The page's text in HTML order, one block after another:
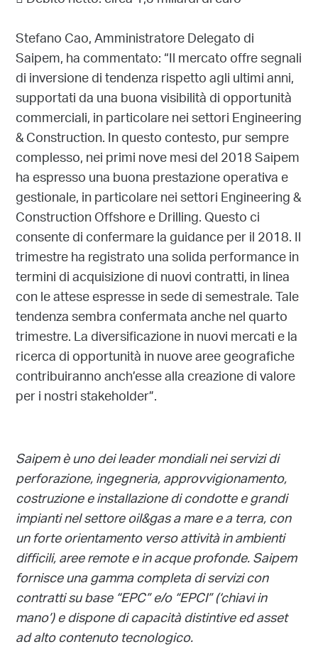
Stefano Cao, Amministratore Delegato di
Saipem, ha commentato: “Il mercato offre segnali
di inversione di tendenza rispetto agli ultimi anni,
supportati da una buona visibilità di opportunità
commerciali, in particolare nei settori Engineering
& Construction. In questo contesto, pur sempre
complesso, nei primi nove mesi del 2018 Saipem
ha espresso una buona prestazione operativa e
gestionale, in particolare nei settori Engineering &
Construction Offshore e Drilling. Questo ci
consente di confermare la guidance per il 2018. Il
trimestre ha registrato una solida performance in
termini di acquisizione di nuovi contratti, in linea
con le attese espresse in sede di semestrale. Tale
tendenza sembra confermata anche nel quarto
trimestre. La diversificazione in nuovi mercati e la
ricerca di opportunità in nuove aree geografiche
contribuiranno anch’esse alla creazione di valore
per i nostri stakeholder”.
Saipem è uno dei leader mondiali nei servizi di
perforazione, ingegneria, approvvigionamento,
costruzione e installazione di condotte e grandi
impianti nel settore oil&gas a mare e a terra, con
un forte orientamento verso attività in ambienti
difficili, aree remote e in acque profonde. Saipem
fornisce una gamma completa di servizi con
contratti su base “EPC” e/o “EPCI” (‘chiavi in
mano’) e dispone di capacità distintive ed asset
ad alto contenuto tecnologico.